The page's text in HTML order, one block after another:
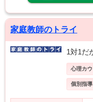
家庭教師のトライ
1対1だ
心理カ
個別指導